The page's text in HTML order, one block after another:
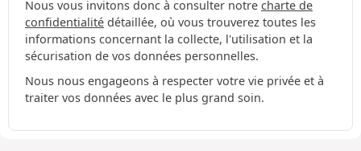
Nous vous invitons donc à consulter notre charte de
confidentialité détaillée, où vous trouverez toutes les
informations concernant la collecte, l'utilisation et la
sécurisation de vos données personnelles.
Nous nous engageons à respecter votre vie privée et à
traiter vos données avec le plus grand soin.